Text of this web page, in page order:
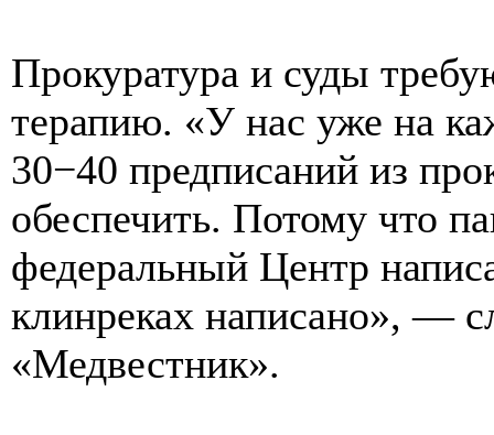
Прокуратура и суды
терапию. «У нас уже на
30−40 предписаний из
обеспечить. Потому что
федеральный Центр
клинреках написано», —
«Медвестник».